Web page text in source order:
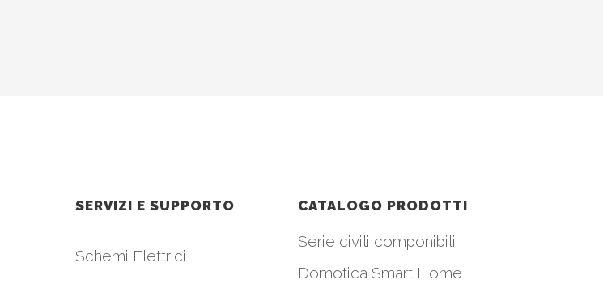
SERVIZI E SUPPORTO
Schemi Elettrici
CATALOGO PRODOTTI
Serie civili componibili
Domotica Smart Home